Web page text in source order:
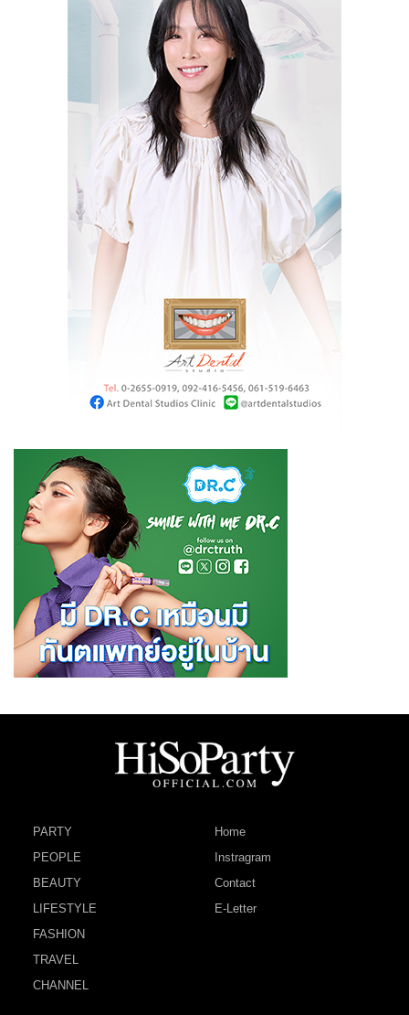
PARTY
PEOPLE
BEAUTY
LIFESTYLE
FASHION
TRAVEL
CHANNEL
Home
Instragram
Contact
E-Letter